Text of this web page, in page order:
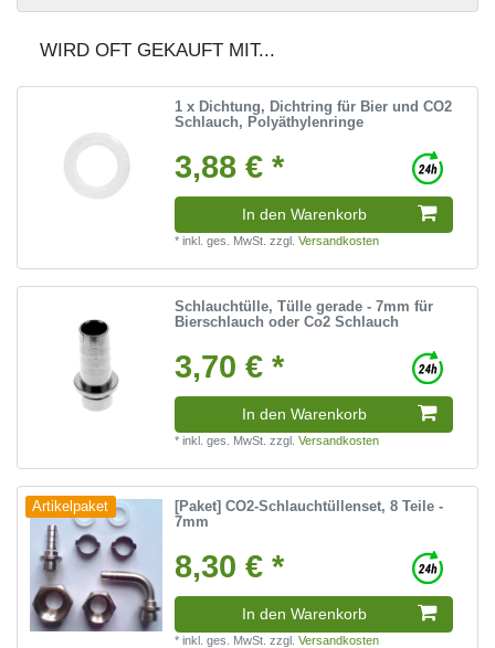
WIRD OFT GEKAUFT MIT...
1 x Dichtung, Dichtring für Bier und CO2
Schlauch, Polyäthylenringe
3,88 € *
In den Warenkorb
*inkl. ges. MwSt. zzgl.Versandkosten
Schlauchtülle, Tülle gerade - 7mm für
Bierschlauch oder Co2 Schlauch
3,70 € *
In den Warenkorb
*inkl. ges. MwSt. zzgl.Versandkosten
Artikelpaket
[Paket] CO2-Schlauchtüllenset, 8 Teile -
7mm
8,30 € *
In den Warenkorb
*inkl. ges. MwSt. zzgl.Versandkosten